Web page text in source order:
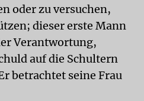
oder zu versuchen,
dieser erste Mann
Verantwortung,
auf die Schultern
betrachtet seine Frau